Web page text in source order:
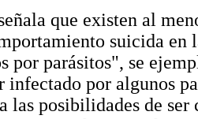
que existen al
suicida en
por parásitos", se
infectado por algunos
las posibilidades de ser